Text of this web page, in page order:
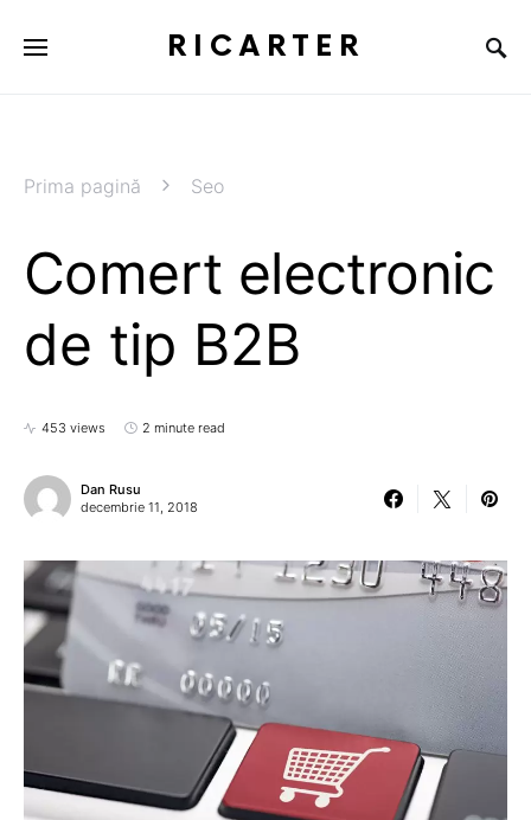
RICARTER
Prima pagină Seo
Comert electronic
de tip B2B
453 views 2 minute read
Dan Rusu
decembrie 11, 2018